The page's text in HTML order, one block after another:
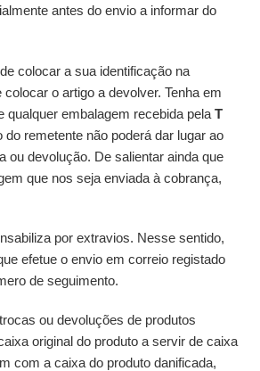
antes do envio a informar do
colocar a sua identificação na
o artigo a devolver. Tenha em
qualquer embalagem recebida pela T
do remetente não poderá dar lugar ao
ou devolução. De salientar ainda que
que nos seja enviada à cobrança,
por extravios. Nesse sentido,
efetue o envio em correio registado
de seguimento.
ou devoluções de produtos
original do produto a servir de caixa
com a caixa do produto danificada,